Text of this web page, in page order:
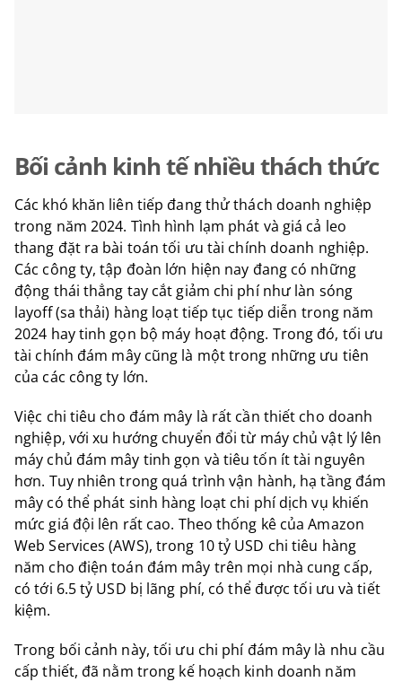
Bối cảnh kinh tế nhiều thách thức
Các khó khăn liên tiếp đang thử thách doanh nghiệp
trong năm 2024. Tình hình lạm phát và giá cả leo
thang đặt ra bài toán tối ưu tài chính doanh nghiệp.
Các công ty, tập đoàn lớn hiện nay đang có những
động thái thẳng tay cắt giảm chi phí như làn sóng
layoff (sa thải) hàng loạt tiếp tục tiếp diễn trong năm
2024 hay tinh gọn bộ máy hoạt động. Trong đó, tối ưu
tài chính đám mây cũng là một trong những ưu tiên
của các công ty lớn.
Việc chi tiêu cho đám mây là rất cần thiết cho doanh
nghiệp, với xu hướng chuyển đổi từ máy chủ vật lý lên
máy chủ đám mây tinh gọn và tiêu tốn ít tài nguyên
hơn. Tuy nhiên trong quá trình vận hành, hạ tầng đám
mây có thể phát sinh hàng loạt chi phí dịch vụ khiến
mức giá đội lên rất cao. Theo thống kê của Amazon
Web Services (AWS), trong 10 tỷ USD chi tiêu hàng
năm cho điện toán đám mây trên mọi nhà cung cấp,
có tới 6.5 tỷ USD bị lãng phí, có thể được tối ưu và tiết
kiệm.
Trong bối cảnh này, tối ưu chi phí đám mây là nhu cầu
cấp thiết, đã nằm trong kế hoạch kinh doanh năm